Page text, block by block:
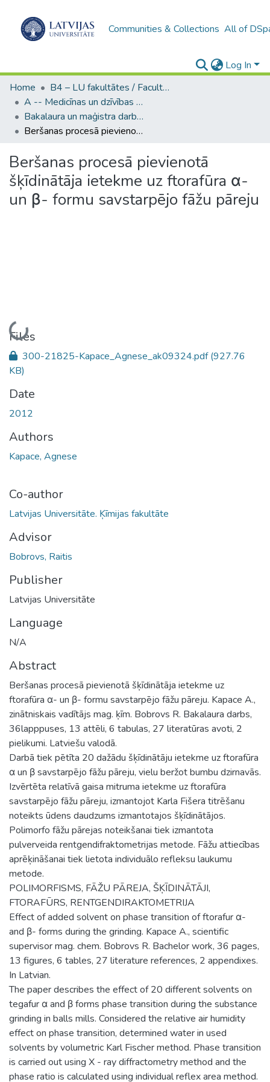
Communities & Collections All of
Log In
Home
B4 – LU fakultātes / Faculties of the UL
A -- Medicīnas un dzīvības zinātņu fakultāte / Faculty of Medicine and Life Sciences
Bakalaura un maģistra darbi (MDZF) / Bachelor's and Master's theses
Beršanas procesā pievienotā šķīdinātāja ietekme uz ftorafūra α- un β- formu savstarpējo fāžu pāreju
Beršanas procesā pievienotā
šķīdinātāja ietekme uz ftorafūra α-
un β- formu savstarpējo fāžu pāreju
Loading...
Files
300-21825-Kapace_Agnese_ak09324.pdf(927.76
KB)
Date
2012
Authors
Kapace, Agnese
Co-author
Latvijas Universitāte. Ķīmijas fakultāte
Advisor
Bobrovs, Raitis
Publisher
Latvijas Universitāte
Language
N/A
Abstract
Beršanas procesā pievienotā šķīdinātāja ietekme uz
ftorafūra α- un β- formu savstarpējo fāžu pāreju. Kapace A.,
zinātniskais vadītājs mag. ķīm. Bobrovs R. Bakalaura darbs,
36lapppuses, 13 attēli, 6 tabulas, 27 literatūras avoti, 2
pielikumi. Latviešu valodā.
Darbā tiek pētīta 20 dažādu šķīdinātāju ietekme uz ftorafūra
α un β savstarpējo fāžu pāreju, vielu beržot bumbu dzirnavās.
Izvērtēta relatīvā gaisa mitruma ietekme uz ftorafūra
savstarpējo fāžu pāreju, izmantojot Karla Fišera titrēšanu
noteikts ūdens daudzums izmantotajos šķīdinātājos.
Polimorfo fāžu pārejas noteikšanai tiek izmantota
pulverveida rentgendifraktometrijas metode. Fāžu attiecības
aprēķināšanai tiek lietota individuālo refleksu laukumu
metode.
POLIMORFISMS, FĀŽU PĀREJA, ŠĶĪDINĀTĀJI,
FTORAFŪRS, RENTGENDIRAKTOMETRIJA
Effect of added solvent on phase transition of ftorafur α-
and β- forms during the grinding. Kapace A., scientific
supervisor mag. chem. Bobrovs R. Bachelor work, 36 pages,
13 figures, 6 tables, 27 literature references, 2 appendixes.
In Latvian.
The paper describes the effect of 20 different solvents on
tegafur α and β forms phase transition during the substance
grinding in balls mills. Considered the relative air humidity
effect on phase transition, determined water in used
solvents by volumetric Karl Fischer method. Phase transition
is carried out using X - ray diffractometry method and the
phase ratio is calculated using individual reflex area method.